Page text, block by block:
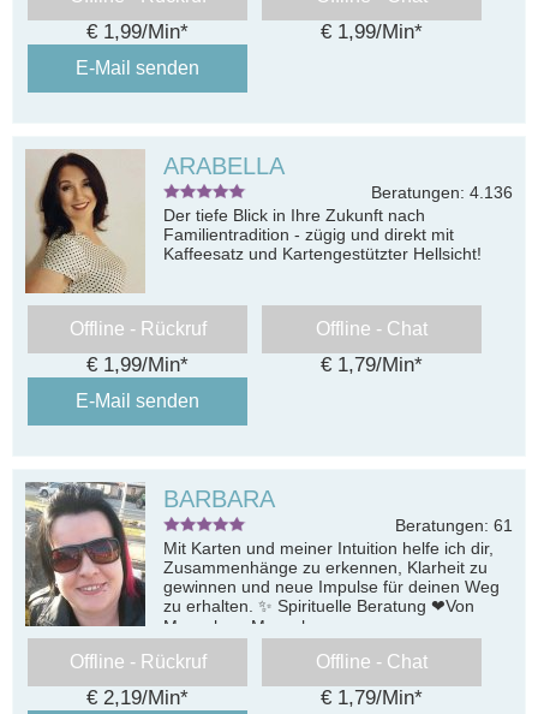
€ 1,99/Min* € 1,99/Min*
E-Mail senden
ARABELLA
Beratungen: 4.136
Der tiefe Blick in Ihre Zukunft nach
Familientradition - zügig und direkt mit
Kaffeesatz und Kartengestützter Hellsicht!
Offline - Rückruf
€ 1,99/Min*
Offline - Chat
€ 1,79/Min*
E-Mail senden
BARBARA
Beratungen: 61
Mit Karten und meiner Intuition helfe ich dir,
Zusammenhänge zu erkennen, Klarheit zu
gewinnen und neue Impulse für deinen Weg
zu erhalten. ✨ Spirituelle Beratung ❤Von
Mensch zu Mensch
Offline - Rückruf
€ 2,19/Min*
Offline - Chat
€ 1,79/Min*